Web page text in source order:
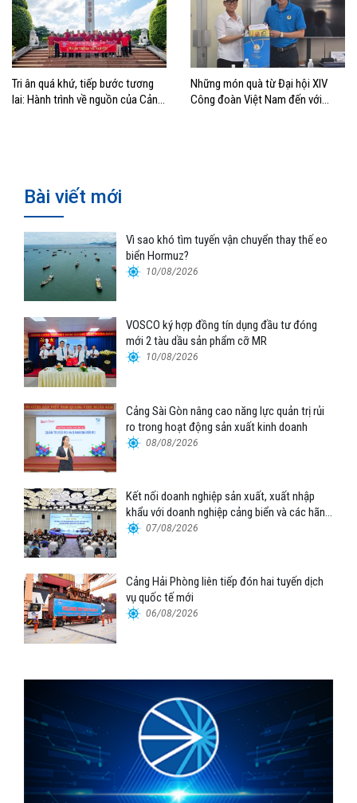
Tri ân quá khứ, tiếp bước tương
lai: Hành trình về nguồn của Cảng
Những món quà từ Đại hội XIV
Công đoàn Việt Nam đến với
Bài viết mới
Vì sao khó tìm tuyến vận chuyển thay thế eo
biển Hormuz?
10/08/2026
VOSCO ký hợp đồng tín dụng đầu tư đóng
mới 2 tàu dầu sản phẩm cỡ MR
10/08/2026
Cảng Sài Gòn nâng cao năng lực quản trị rủi
ro trong hoạt động sản xuất kinh doanh
08/08/2026
Kết nối doanh nghiệp sản xuất, xuất nhập
khẩu với doanh nghiệp cảng biển và các hãng
tàu 07/08/2026
Cảng Hải Phòng liên tiếp đón hai tuyến dịch
vụ quốc tế mới
06/08/2026